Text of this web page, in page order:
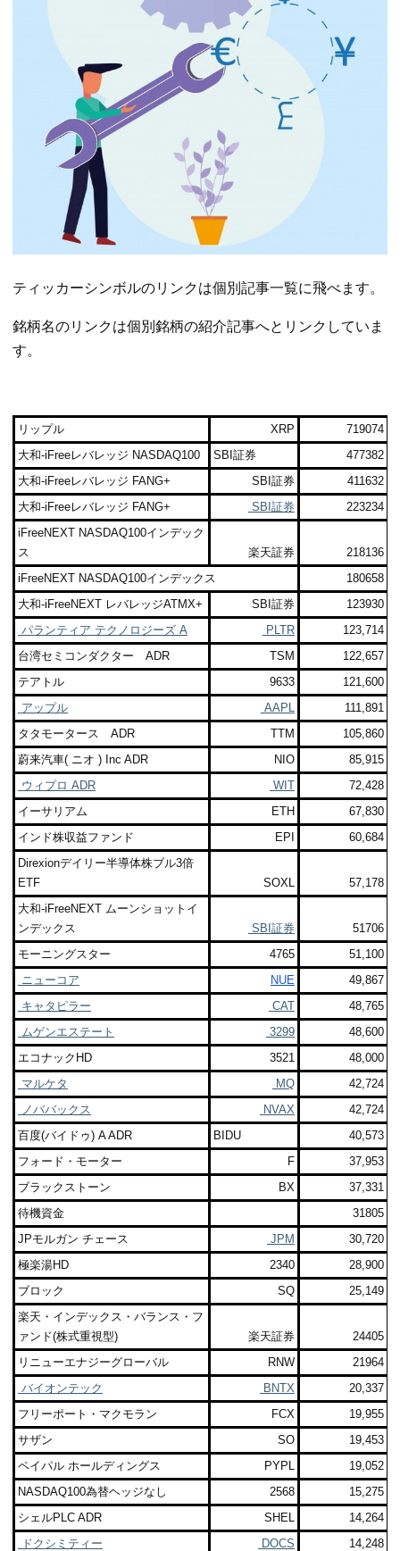
ティッカーシンボルのリンクは個別記事一覧に飛べます。
銘柄名のリンクは個別銘柄の紹介記事へとリンクしていま
す。
リップル XRP
719074
大和-iFreeレバレッジ NASDAQ100
SBI証券
477382
大和-iFreeレバレッジ FANG+
SBI証券
411632
大和-iFreeレバレッジ FANG+
SBI証券
223234
iFreeNEXT NASDAQ100インデック
ス
楽天証券
218136
iFreeNEXT NASDAQ100インデックス
180658
大和-iFreeNEXT レバレッジATMX+
SBI証券
123930
パランティア テクノロジーズ A
PLTR
123,714
台湾セミコンダクター ADR
TSM
122,657
テアトル
9633
121,600
アップル
AAPL
111,891
タタモータース ADR
TTM
105,860
蔚来汽車( ニオ ) Inc ADR
NIO
85,915
ウィプロ ADR
WIT
72,428
イーサリアム
ETH
67,830
インド株収益ファンド
EPI
60,684
Direxionデイリー半導体株ブル3倍
ETF
SOXL
57,178
大和-iFreeNEXT ムーンショットイ
ンデックス
SBI証券
51706
モーニングスター
4765
51,100
ニューコア
NUE
49,867
キャタピラー
CAT
48,765
ムゲンエステート
3299
48,600
エコナックHD
3521
48,000
マルケタ
MQ
42,724
ノババックス
NVAX
42,724
百度(バイドゥ) A ADR
BIDU
40,573
フォード・モーター
F
37,953
ブラックストーン
BX
37,331
待機資金
31805
JPモルガン チェース
JPM
30,720
極楽湯HD
2340
28,900
ブロック
SQ
25,149
楽天・インデックス・バランス・フ
ァンド(株式重視型)
楽天証券
24405
リニューエナジーグローバル
RNW
21964
バイオンテック
BNTX
20,337
フリーポート・マクモラン
FCX
19,955
サザン
SO
19,453
ペイパル ホールディングス
PYPL
19,052
NASDAQ100為替ヘッジなし
2568
15,275
シェルPLC ADR
SHEL
14,264
ドクシミティー
DOCS
14,248